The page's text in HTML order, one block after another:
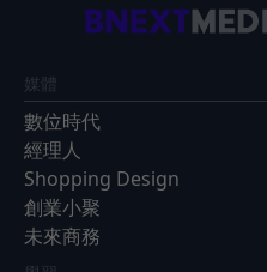
媒體
數位時代
經理人
Shopping Design
創業小聚
未來商務